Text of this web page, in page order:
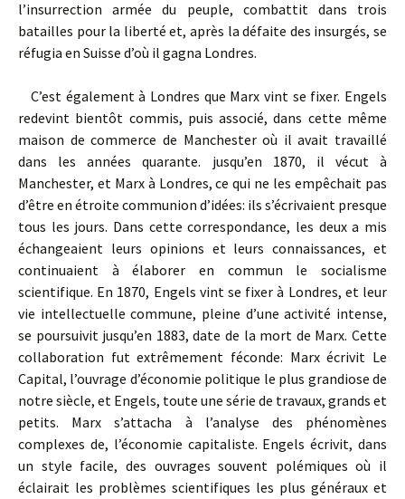
l’insurrection armée du peuple, combattit dans trois
batailles pour la liberté et, après la défaite des insurgés, se
réfugia en Suisse d’où il gagna Londres.
C’est également à Londres que Marx vint se fixer. Engels
redevint bientôt commis, puis associé, dans cette même
maison de commerce de Manchester où il avait travaillé
dans les années quarante. jusqu’en 1870, il vécut à
Manchester, et Marx à Londres, ce qui ne les empêchait pas
d’être en étroite communion d’idées: ils s’écrivaient presque
tous les jours. Dans cette correspondance, les deux a mis
échangeaient leurs opinions et leurs connaissances, et
continuaient à élaborer en commun le socialisme
scientifique. En 1870, Engels vint se fixer à Londres, et leur
vie intellectuelle commune, pleine d’une activité intense,
se poursuivit jusqu’en 1883, date de la mort de Marx. Cette
collaboration fut extrêmement féconde: Marx écrivit Le
Capital, l’ouvrage d’économie politique le plus grandiose de
notre siècle, et Engels, toute une série de travaux, grands et
petits. Marx s’attacha à l’analyse des phénomènes
complexes de, l’économie capitaliste. Engels écrivit, dans
un style facile, des ouvrages souvent polémiques où il
éclairait les problèmes scientifiques les plus généraux et